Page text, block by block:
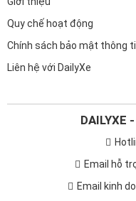
Quy chế hoạt động
Chính sách bảo mật thông
Liên hệ với DailyXe
DAILYXE
Email hỗ
Email kinh